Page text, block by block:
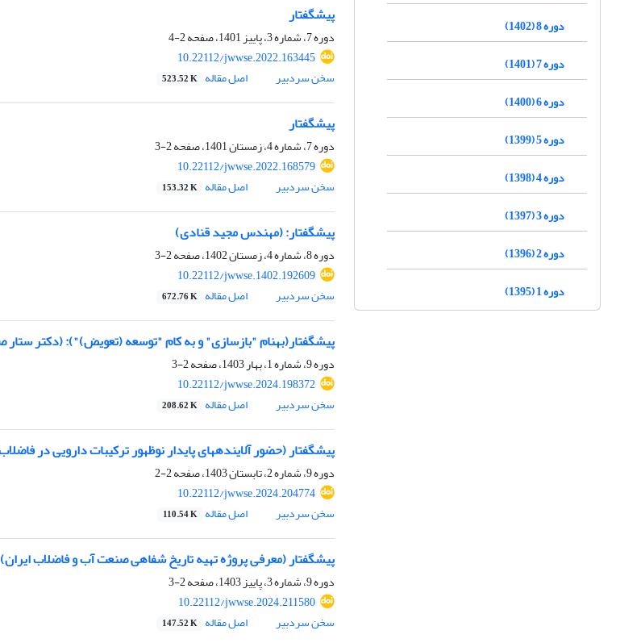
پیشگفتار
دوره 7، شماره 3، پاییز 1401، صفحه
2-4
10.22112/jwwse.2022.163445
سخن سردبیر
اصل مقاله 523.52 K
پیشگفتار
دوره 7، شماره 4، زمستان 1401، صفحه
2-3
10.22112/jwwse.2022.168579
سخن سردبیر
اصل مقاله 153.32 K
پیشگفتار: (مهندس مجید قنادی)
دوره 8، شماره 4، زمستان 1402، صفحه
2-3
10.22112/jwwse.1402.192609
سخن سردبیر
اصل مقاله 672.76 K
پیشگفتار(به‎نام "بازسازی" و به کام "توسعه (تعویض)"): (دکتر ستار صالحی)
دوره 9، شماره 1، بهار 1403، صفحه
2-3
10.22112/jwwse.2024.198372
سخن سردبیر
اصل مقاله 208.62 K
پیشگفتار (حضور آلاینده‎های پایدار نوظهور ترکیبات دارویی در فاضلاب) - دکتر زهرا اکبری
دوره 9، شماره 2، تابستان 1403، صفحه
2-2
10.22112/jwwse.2024.204774
سخن سردبیر
اصل مقاله 110.54 K
پیشگفتار (معرفی پروژه تهیه تاریخ شفاهی صنعت آب و فاضلاب ایران)
دوره 9، شماره 3، پاییز 1403، صفحه
2-3
10.22112/jwwse.2024.211580
سخن سردبیر
اصل مقاله 147.52 K
دوره 8 (1402)
دوره 7 (1401)
دوره 6 (1400)
دوره 5 (1399)
دوره 4 (1398)
دوره 3 (1397)
دوره 2 (1396)
دوره 1 (1395)